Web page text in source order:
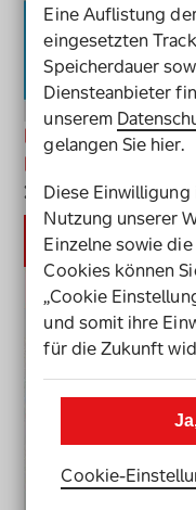
Praxishandbuch
Inklusiv
Mehr Infos
Jetzt
Eine Auflistung
eingesetzten
Speicherdauer
Diensteanbieter
unserem
gelangen Sie hier.
Diese
Nutzung unserer
Einzelne sowie
Cookies können
„Cookie
und somit ihre
für die Zukunft
Cookie-